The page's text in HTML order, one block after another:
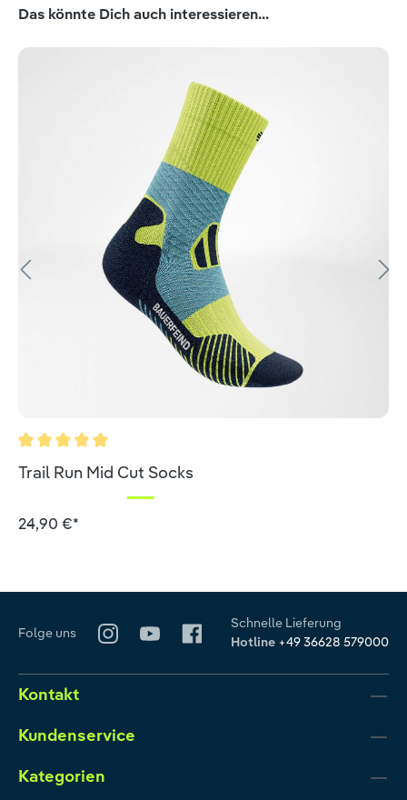
Produktgalerie überspringen
Das könnte Dich auch interessieren...
Durchschnittliche Bewertung von 5 von 5 Sternen
Trail Run Mid Cut Socks
24,90 €*
Folge uns
Schnelle Lieferung
Hotline +49 36628 579000
Kontakt
Kundenservice
Kategorien